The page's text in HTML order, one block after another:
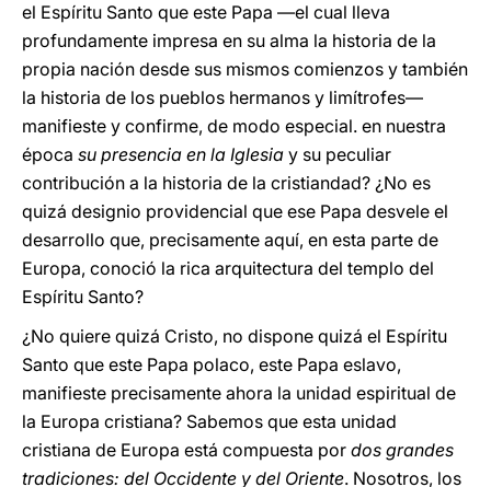
el Espíritu Santo que este Papa —el cual lleva
profundamente impresa en su alma la historia de la
propia nación desde sus mismos comienzos y también
la historia de los pueblos hermanos y limítrofes—
manifieste y confirme, de modo especial. en nuestra
época su presencia en la Iglesia y su peculiar
contribución a la historia de la cristiandad? ¿No es
quizá designio providencial que ese Papa desvele el
desarrollo que, precisamente aquí, en esta parte de
Europa, conoció la rica arquitectura del templo del
Espíritu Santo?
¿No quiere quizá Cristo, no dispone quizá el Espíritu
Santo que este Papa polaco, este Papa eslavo,
manifieste precisamente ahora la unidad espiritual de
la Europa cristiana? Sabemos que esta unidad
cristiana de Europa está compuesta por dos grandes
tradiciones: del Occidente y del Oriente. Nosotros, los